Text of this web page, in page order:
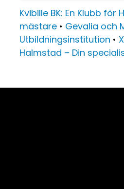
Kvibille BK: En Klubb för
mästare • Gevalia och
Utbildningsinstitution •
Halmstad – Din